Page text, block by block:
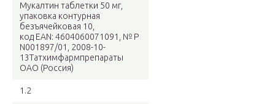
Мукалтин таблетки 50 мг,
упаковка контурная
безъячейковая 10,
код EAN: 4604060071091, № Р
N001897/01, 2008-10-
13Татхимфармпрепараты
ОАО (Россия)
1.2